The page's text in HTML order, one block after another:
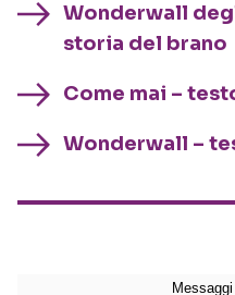
Wonderwall
storia del brano
Come mai –
Wonderwall –